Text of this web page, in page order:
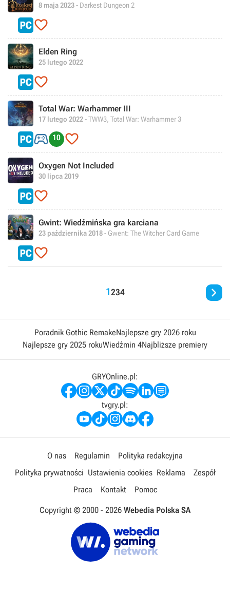
8 maja 2023- Darkest Dungeon 2

Elden Ring
25 lutego 2022

Total War: Warhammer III
17 lutego 2022- TWW3, Total War: Warhammer 3
 10 
Oxygen Not Included
30 lipca 2019

Gwint: Wiedźmińska gra karciana
23 października 2018- Gwent: The Witcher Card Game

1234 
Poradnik Gothic RemakeNajlepsze gry 2026 roku
Najlepsze gry 2025 rokuWiedźmin 4Najbliższe premiery
GRYOnline.pl:
tvgry.pl:
O nas Regulamin
Polityka redakcyjna
Polityka prywatności Ustawienia cookies Reklama
Zespół
Praca
Kontakt Pomoc
Copyright © 2000 - 2026 Webedia Polska SA